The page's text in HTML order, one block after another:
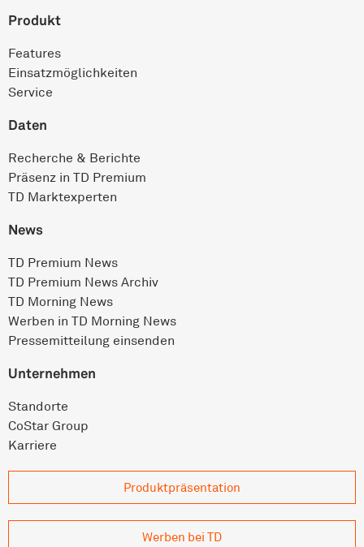
Produkt
Features
Einsatz­möglichkeiten
Service
Daten
Recherche & Berichte
Präsenz in TD Premium
TD Marktexperten
News
TD Premium News
TD Premium News Archiv
TD Morning News
Werben in TD Morning News
Pressemitteilung einsenden
Unternehmen
Standorte
CoStar Group
Karriere
Produkt­präsentation
Werben bei TD